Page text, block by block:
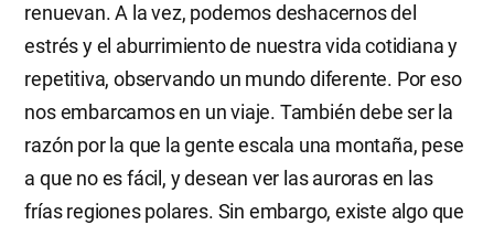
renuevan. A la vez, podemos deshacernos del
estrés y el aburrimiento de nuestra vida cotidiana y
repetitiva, observando un mundo diferente. Por eso
nos embarcamos en un viaje. También debe ser la
razón por la que la gente escala una montaña, pese
a que no es fácil, y desean ver las auroras en las
frías regiones polares. Sin embargo, existe algo que